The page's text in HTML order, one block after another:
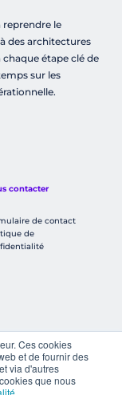
Ces cookies
et de fournir des
via d'autres
que nous
reprendre le
des architectures
étape clé de
sur les
contacter
de contact
de